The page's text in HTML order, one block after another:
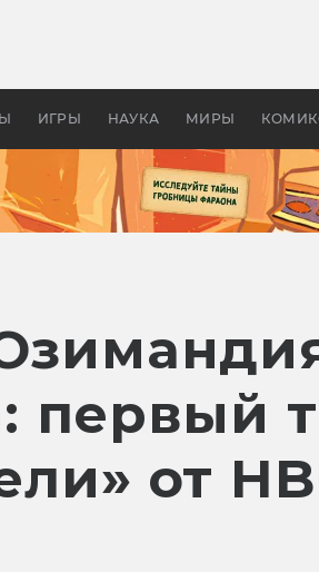
ИГРЫ НАУКА МИРЫ
бы «Властелина колец»
первый
от